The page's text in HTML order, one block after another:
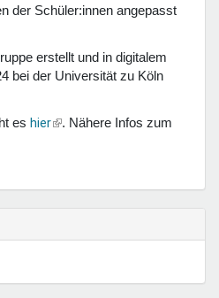
der Schüler:innen angepasst
erstellt und in digitalem
bei der Universität zu Köln
es hier(Link
. Nähere Infos zum